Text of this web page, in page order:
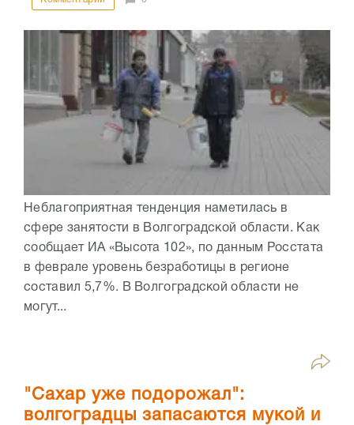
Неблагоприятная тенденция наметилась в
сфере занятости в Волгоградской области. Как
сообщает ИА «Высота 102», по данным Росстата
в феврале уровень безработицы в регионе
составил 5,7%. В Волгоградской области не
могут...
"Сахар уже подорожал":
волгоградцы запасаются мукой и